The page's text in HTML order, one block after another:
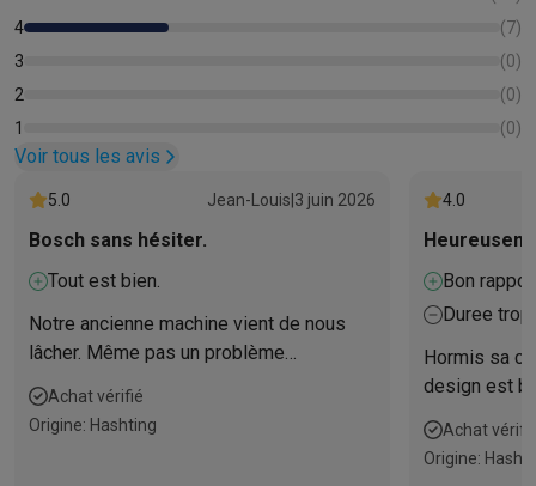
4
(7)
3
(0)
2
(0)
1
(0)
Voir tous les avis
5.0 Jean-Louis 3 juin 2026
Bosch sans hésiter.
Tout est bien.
Notre ancienne machine vient de nous
lâcher. Même pas un problème
électronique. Le verrou de la porte a
laché. Il faut dire qu’après 20 ans de
bons et loyaux services, elle était un peu
Achat vérifié
Origine: Hashting
4.0
Bon
Duree
Hormis sa
design est
attentes de
Achat
Origine: